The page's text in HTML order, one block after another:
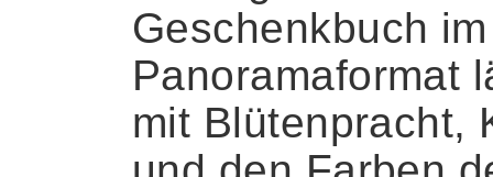
Geschenkbuch im
Panoramaformat
mit Blütenpracht,